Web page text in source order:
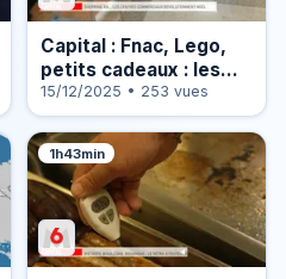
Capital : Fnac, Lego,
petits cadeaux : les
secrets des stars de
Noël !
15/12/2025 • 253 vues
1h43min